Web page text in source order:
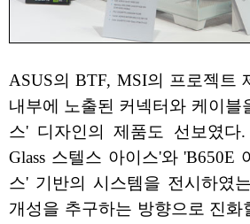
ASUS의 BTF, MSI의 프로젝트
내부에 노출된 커넥터와 케이블
스' 디자인의 제품도 선보였다
Glass 스텔스 아이스'와 'B650E
스' 기반의 시스템을 전시하였
개성을 추구하는 방향으로 진화